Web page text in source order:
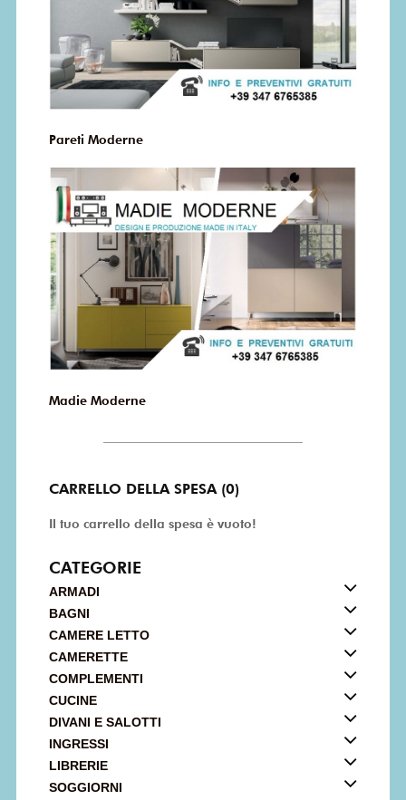
Pareti Moderne
Madie Moderne
CARRELLO DELLA SPESA (0)
Il tuo carrello della spesa è vuoto!
CATEGORIE
ARMADI
BAGNI
CAMERE LETTO
CAMERETTE
COMPLEMENTI
CUCINE
DIVANI E SALOTTI
INGRESSI
LIBRERIE
SOGGIORNI